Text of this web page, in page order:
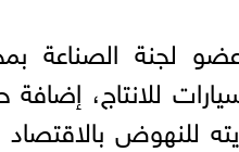
عضو لجنة
للانتاج،
للنهوض بالاقتصاد